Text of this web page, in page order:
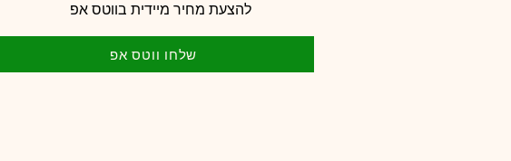
להצעת מחיר מיידית בווטס אפ
שלחו ווטס אפ